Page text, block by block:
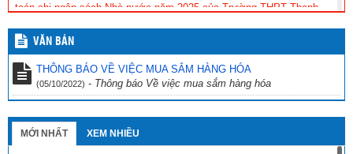
toán chi ngân sách Nhà nước năm 2025 của Trường THPT Thanh
ĐỀ CƯƠNG ÔN TẬP MÔN TOÁN LỚP 12 CUỐI KỲ 1 NĂM HỌC
2025-2026
(10/12/2025)
ĐỀ CƯƠNG ÔN TẬP MÔN TOÁN LỚP 11 CUỐI KỲ 1 NĂM HỌC
2025-2026 (10/12/2025)
ĐỀ CƯƠNG ÔN TẬP MÔN TOÁN LỚP 10 CUỐI KỲ 1 NĂM HỌC
VĂN BẢN
THÔNG BÁO VỀ VIỆC MUA SẮM HÀNG HÓA
(05/10/2022) - Thông báo Về việc mua sắm hàng hóa
MỚI NHẤT XEM NHIỀU